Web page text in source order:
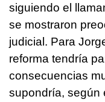
siguiendo el
se mostraron
judicial. Para
reforma tendría
consecuencias
supondría, según